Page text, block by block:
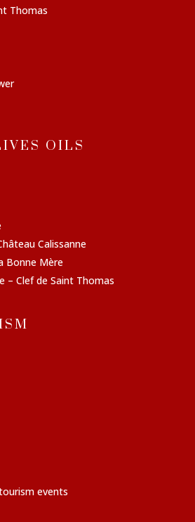
Thomas
OILS
Calissanne
Bonne Mère
– Clef de Saint Thomas
events